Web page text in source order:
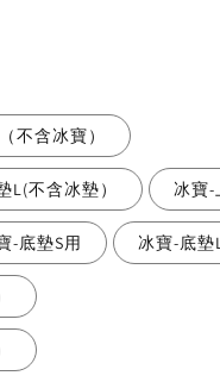
不含冰寶）
L(不含冰墊） 冰寶-
-底墊S用 冰寶-底墊